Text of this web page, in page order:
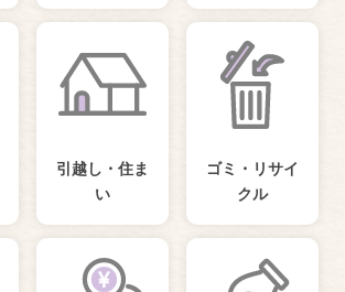
引越し・住ま
い
ゴミ・リサイ
クル